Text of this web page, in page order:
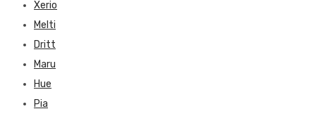
Xerio
Melti
Dritt
Maru
Hue
Pia